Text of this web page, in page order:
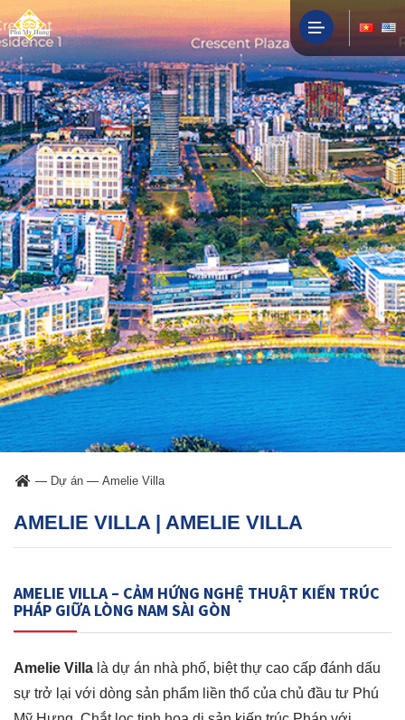
— Dự án — Amelie Villa
AMELIE VILLA | AMELIE VILLA
AMELIE VILLA – CẢM HỨNG NGHỆ THUẬT KIẾN TRÚC
PHÁP GIỮA LÒNG NAM SÀI GÒN
Amelie Villa là dự án nhà phố, biệt thự cao cấp đánh dấu
sự trở lại với dòng sản phẩm liền thổ của chủ đầu tư Phú